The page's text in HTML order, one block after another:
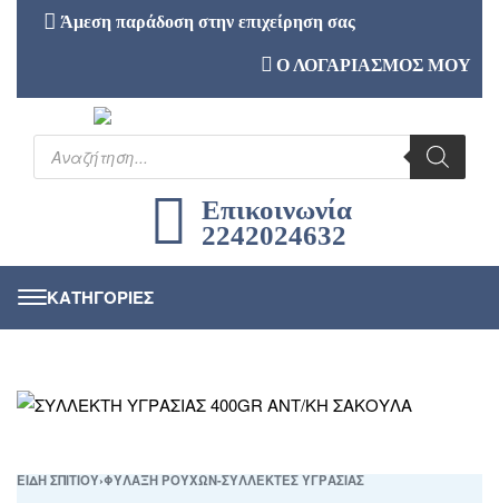
Άμεση παράδοση στην επιχείρηση σας
Ο ΛΟΓΑΡΙΑΣΜΟΣ ΜΟΥ
Επικοινωνία
2242024632
ΕΙΔΗ ΣΠΙΤΙΟΥ›ΦΥΛΑΞΗ ΡΟΥΧΩΝ-ΣΥΛΛΕΚΤΕΣ ΥΓΡΑΣΙΑΣ